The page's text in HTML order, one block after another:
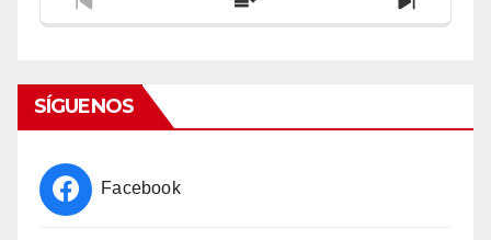
Previous
Episode
Show
Episodes
Next
Episode
SÍGUENOS
Facebook